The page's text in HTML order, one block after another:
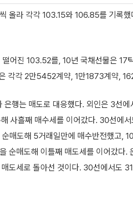
올라 각각 103.15와 106.85를 기록
어진 103.52를, 10년 국채선물은 17
각각 2만5452계약, 1만1873계약,
행는 매도로 대응했다. 외인은 3선
사흘째 매수세를 이어갔다. 30선에
매도해 5거래일만에 매수반전했고,
순매도해 이틀째 매도세를 이어갔다.
도세로 돌아선 것이다. 30선에서도